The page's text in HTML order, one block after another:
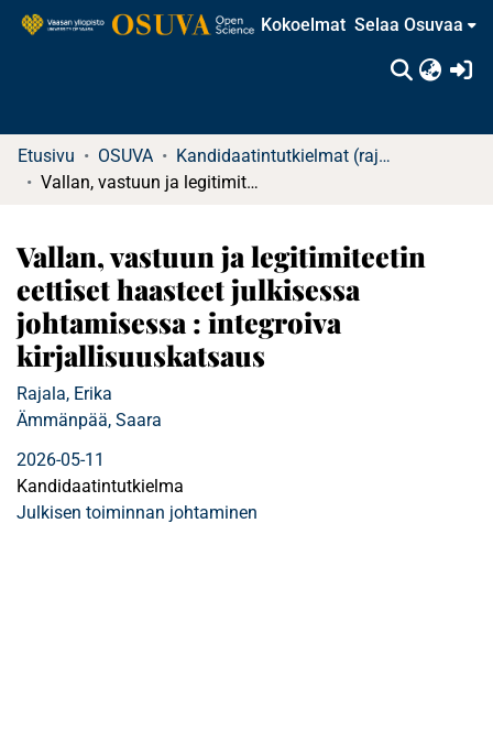
Kokoelmat Selaa Osuvaa
Etusivu OSUVA
Kandidaatintutkielmat (rajattu saatavuus)
Vallan, vastuun ja legitimiteetin eettiset haasteet julkisessa johtamisessa : integroiva kirjallisuuskatsaus
Vallan, vastuun ja legitimiteetin
eettiset haasteet julkisessa
johtamisessa : integroiva
kirjallisuuskatsaus
Rajala, Erika
Ämmänpää, Saara
2026-05-11
Kandidaatintutkielma
Julkisen toiminnan johtaminen